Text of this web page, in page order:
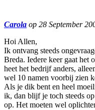
Carola op 28 September
Hoi Allen,
Ik ontvang steeds
Breda. Iedere keer gaat het
heet het bedrijf anders,
wel 10 namen voorbij zien
Als je dik bent en heel
ik, dan blijf je toch steeds
op. Het moeten wel